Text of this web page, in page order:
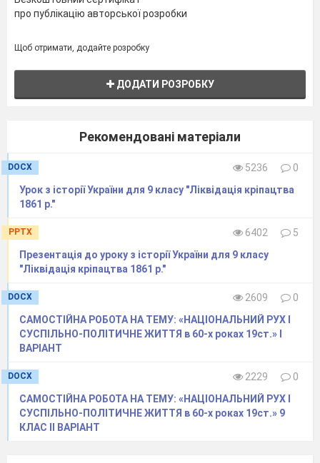
про публікацію авторської розробки
Щоб отримати, додайте розробку
ДОДАТИ РОЗРОБКУ
Рекомендовані матеріали
DOCX 5236
0
Урок з історії України для 9 класу "Ліквідація кріпацтва
1861 р."
PPTX 6402
5
Презентація до уроку з історії України для 9 класу
"Ліквідація кріпацтва 1861 р."
DOCX 2609
0
САМОСТІЙНА РОБОТА НА ТЕМУ: «НАЦІОНАЛЬНИЙ РУХ І
СУСПІЛЬНО-ПОЛІТИЧНЕ ЖИТТЯ в 60-х роках 19ст.» І
ВАРІАНТ
DOCX 2229
0
САМОСТІЙНА РОБОТА НА ТЕМУ: «НАЦІОНАЛЬНИЙ РУХ І
СУСПІЛЬНО-ПОЛІТИЧНЕ ЖИТТЯ в 60-х роках 19ст.» 9
КЛАС ІІ ВАРІАНТ